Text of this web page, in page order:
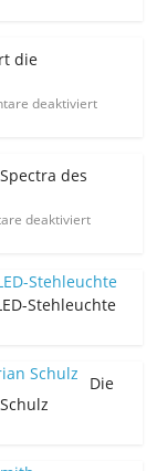
die
deaktiviert
des
deaktiviert
Stehleuchte
Die